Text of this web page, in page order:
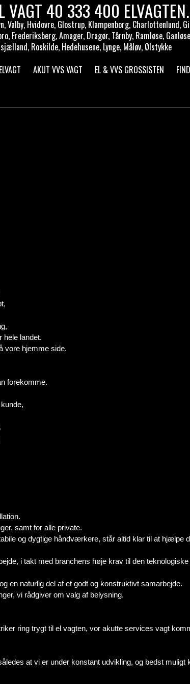
VAGT 40 333 400
Hvidovre, Glostrup, Klampenborg, Charlottenlund,
Frederiksberg, Amager, Dragør, Tårnby, Ramløse,
Roskilde, Hedehusene, Lynge, Måløv, Ølstykke
AKUT VVS VAGT EL & VVS GROSSISTEN
hele landet.
vore hjemme side.
forekomme.
samt for alle private.
og dygtige håndværkere, står altid klar til at hjælpe
i takt med branchens høje krav til den
en naturlig del af et godt og konstruktivt samarbejde.
vi rådgiver om valg af belysning.
ring trygt til el vagten, vor akutte services vagt
at vi er under konstant udvikling, og bedst muligt